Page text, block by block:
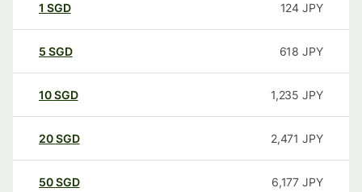
1 SGD 124 JPY
5 SGD 618 JPY
10SGD 1,235 JPY
20SGD 2,471 JPY
50SGD 6,177 JPY